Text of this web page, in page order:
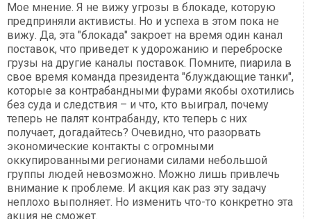
Мое мнение. Я не вижу угрозы в блокаде, которую
предприняли активисты. Но и успеха в этом пока не
вижу. Да, эта "блокада" закроет на время один канал
поставок, что приведет к удорожанию и переброске
грузы на другие каналы поставок. Помните, пиарила в
свое время команда президента "блуждающие танки",
которые за контрабандными фурами якобы охотились
без суда и следствия – и что, кто выиграл, почему
теперь не палят контрабанду, кто теперь с них
получает, догадайтесь? Очевидно, что разорвать
экономические контакты с огромными
оккупированными регионами силами небольшой
группы людей невозможно. Можно лишь привлечь
внимание к проблеме. И акция как раз эту задачу
неплохо выполняет. Но изменить что-то конкретно эта
акция не сможет.